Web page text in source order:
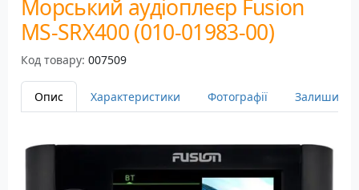
Морський аудіоплеєр Fusion
MS-SRX400 (010-01983-00)
Код товару: 007509
Опис Характеристики Фотографії Залишити